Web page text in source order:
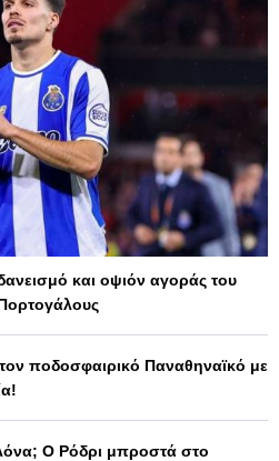
και οψιόν αγοράς του
ποδοσφαιρικό Παναθηναϊκό με
Ο Ρόδρι μπροστά στο